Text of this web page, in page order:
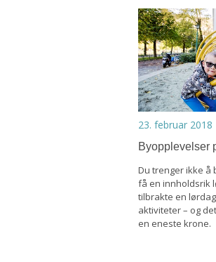
23. februar 2018
Byopplevelser
Du trenger ikke å
få en innholdsrik
tilbrakte en
aktiviteter – og
en eneste krone.